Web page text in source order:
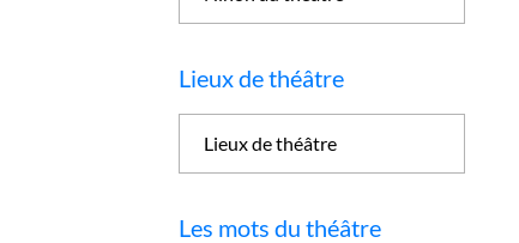
Lieux de théâtre
Lieux de théâtre
Les mots du théâtre